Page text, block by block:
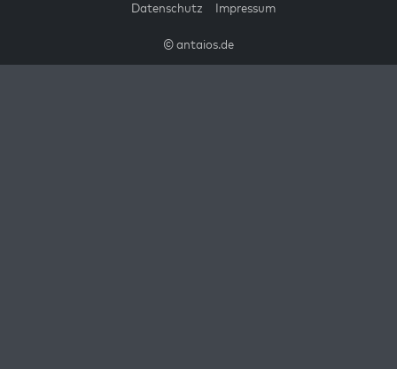
Datenschutz Impressum
© antaios.de